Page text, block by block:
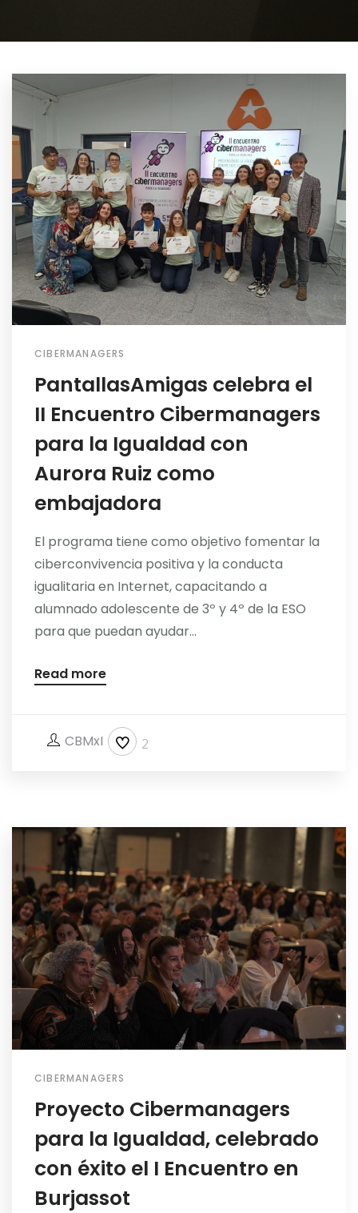
CIBERMANAGERS
PantallasAmigas celebra el
II Encuentro Cibermanagers
para la Igualdad con
Aurora Ruiz como
embajadora
El programa tiene como objetivo fomentar la
ciberconvivencia positiva y la conducta
igualitaria en Internet, capacitando a
alumnado adolescente de 3º y 4º de la ESO
para que puedan ayudar...
Read more
CBMxI 2
CIBERMANAGERS
Proyecto Cibermanagers
para la Igualdad, celebrado
con éxito el I Encuentro en
Burjassot